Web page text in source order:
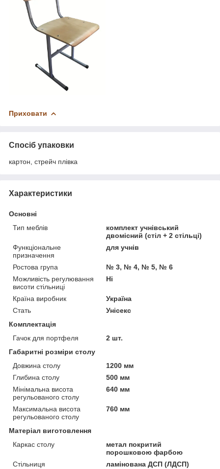
Приховати
Спосіб упаковки
картон, стрейч плівка
Характеристики
Основні
Тип меблів
комплект учнівський
двомісний (стіл + 2 стільці)
Функціональне
призначення
для учнів
Ростова група
№ 3, № 4, № 5, № 6
Можливість регулювання
висоти стільниці
Ні
Країна виробник
Україна
Стать
Унісекс
Комплектація
Гачок для портфеля
2 шт.
Габаритні розміри столу
Довжина столу
1200 мм
Глибина столу
500 мм
Мінімальна висота
регульованого столу
640 мм
Максимальна висота
регульованого столу
760 мм
Матеріал виготовлення
Каркас столу
метал покритий
порошковою фарбою
Стільниця
ламінована ДСП (ЛДСП)